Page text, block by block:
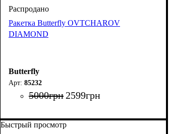
Ракетка Butterfly OVTCHAROV
DIAMOND
Butterfly
85232
5000грн 2599грн
Быстрый просмотр